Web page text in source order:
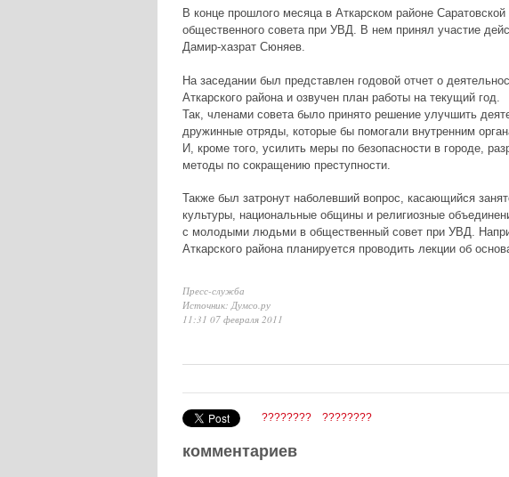
В конце прошлого месяца в Аткарском районе
общественного совета при УВД. В нем принял участие
Дамир-хазрат Сюняев.
На заседании был представлен годовой отчет о
Аткарского района и озвучен план работы на текущий год.
Так, членами совета было принято решение улучшить
дружинные отряды, которые бы помогали внутренним
И, кроме того, усилить меры по безопасности в городе,
методы по сокращению преступности.
Также был затронут наболевший вопрос, касающийся
культуры, национальные общины и религиозные
с молодыми людьми в общественный совет при УВД.
Аткарского района планируется проводить лекции об
Пресс-служба
Источник: Думсо.ру
11:31 07 февраля 2011
???????? ????????
комментариев